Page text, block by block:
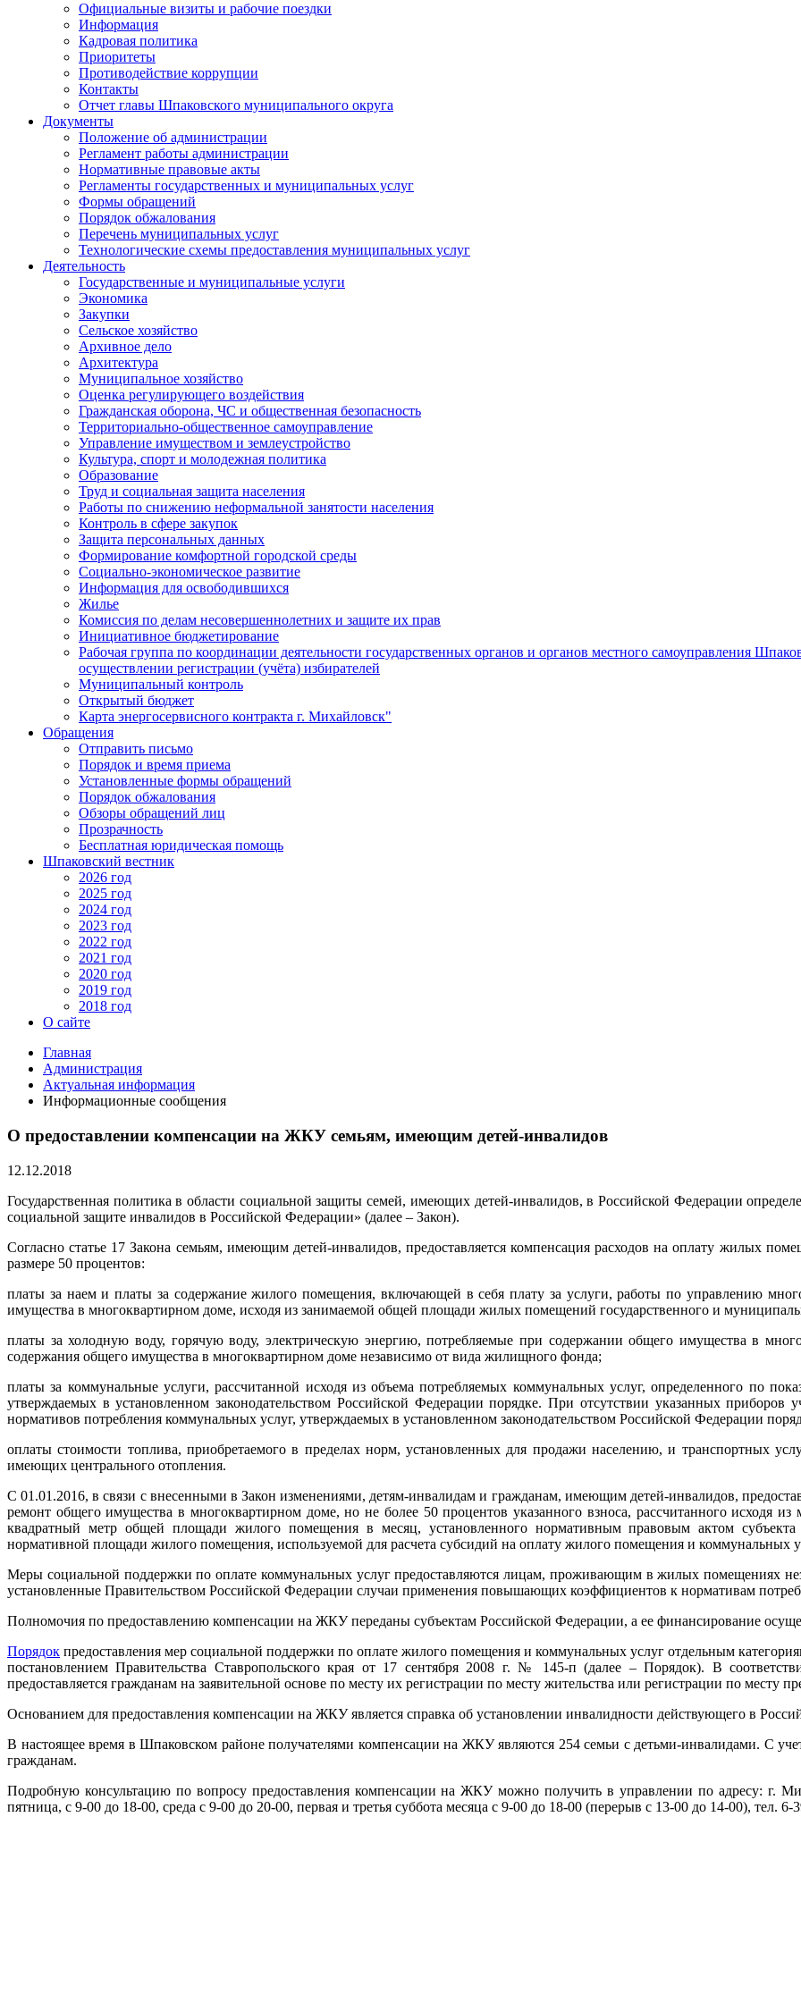
Официальные визиты и рабочие поездки
Информация
Кадровая политика
Приоритеты
Противодействие коррупции
Контакты
Отчет главы Шпаковского муниципального округа
Документы
Положение об администрации
Регламент работы администрации
Нормативные правовые акты
Регламенты государственных и муниципальных услуг
Формы обращений
Порядок обжалования
Перечень муниципальных услуг
Технологические схемы предоставления муниципальных услуг
Деятельность
Государственные и муниципальные услуги
Экономика
Закупки
Сельское хозяйство
Архивное дело
Архитектура
Муниципальное хозяйство
Оценка регулирующего воздействия
Гражданская оборона, ЧС и общественная безопасность
Территориально-общественное самоуправление
Управление имуществом и землеустройство
Культура, спорт и молодежная политика
Образование
Труд и социальная защита населения
Работы по снижению неформальной занятости населения
Контроль в сфере закупок
Защита персональных данных
Формирование комфортной городской среды
Социально-экономическое развитие
Информация для освободившихся
Жилье
Комиссия по делам несовершеннолетних и защите их прав
Инициативное бюджетирование
Рабочая группа по координации деятельности государственных органов и органов местного самоуправления
осуществлении регистрации (учёта) избирателей
Муниципальный контроль
Открытый бюджет
Карта энергосервисного контракта г. Михайловск"
Обращения
Отправить письмо
Порядок и время приема
Установленные формы обращений
Порядок обжалования
Обзоры обращений лиц
Прозрачность
Бесплатная юридическая помощь
Шпаковский вестник
2026 год
2025 год
2024 год
2023 год
2022 год
2021 год
2020 год
2019 год
2018 год
О сайте
Главная
Администрация
Актуальная информация
Информационные сообщения
О предоставлении компенсации на ЖКУ семьям, имеющим детей-инвалидов
12.12.2018
Государственная политика в области социальной защиты семей, имеющих детей-инвалидов, в Российской Федерации
социальной защите инвалидов в Российской Федерации» (далее – Закон).
Согласно статье 17 Закона семьям, имеющим детей-инвалидов, предоставляется компенсация расходов на оплату жилых
размере 50 процентов:
платы за наем и платы за содержание жилого помещения, включающей в себя плату за услуги, работы по управлению
имущества в многоквартирном доме, исходя из занимаемой общей площади жилых помещений государственного и
платы за холодную воду, горячую воду, электрическую энергию, потребляемые при содержании общего имущества в
содержания общего имущества в многоквартирном доме независимо от вида жилищного фонда;
платы за коммунальные услуги, рассчитанной исходя из объема потребляемых коммунальных услуг, определенного по
утверждаемых в установленном законодательством Российской Федерации порядке. При отсутствии указанных приборов
нормативов потребления коммунальных услуг, утверждаемых в установленном законодательством Российской Федерации
оплаты стоимости топлива, приобретаемого в пределах норм, установленных для продажи населению, и транспортных
имеющих центрального отопления.
С 01.01.2016, в связи с внесенными в Закон изменениями, детям-инвалидам и гражданам, имеющим детей-инвалидов,
ремонт общего имущества в многоквартирном доме, но не более 50 процентов указанного взноса, рассчитанного исходя
квадратный метр общей площади жилого помещения в месяц, установленного нормативным правовым актом субъекта
нормативной площади жилого помещения, используемой для расчета субсидий на оплату жилого помещения и коммунальных
Меры социальной поддержки по оплате коммунальных услуг предоставляются лицам, проживающим в жилых помещениях
установленные Правительством Российской Федерации случаи применения повышающих коэффициентов к нормативам
Полномочия по предоставлению компенсации на ЖКУ переданы субъектам Российской Федерации, а ее финансирование
Порядок предоставления мер социальной поддержки по оплате жилого помещения и коммунальных услуг отдельным
постановлением Правительства Ставропольского края от 17 сентября 2008 г. № 145-п (далее – Порядок). В
предоставляется гражданам на заявительной основе по месту их регистрации по месту жительства или регистрации по месту
Основанием для предоставления компенсации на ЖКУ является справка об установлении инвалидности действующего в
В настоящее время в Шпаковском районе получателями компенсации на ЖКУ являются 254 семьи с детьми-инвалидами. С
гражданам.
Подробную консультацию по вопросу предоставления компенсации на ЖКУ можно получить в управлении по адресу: г.
пятница, с 9-00 до 18-00, среда с 9-00 до 20-00, первая и третья суббота месяца с 9-00 до 18-00 (перерыв с 13-00 до 14-00), тел. 6-